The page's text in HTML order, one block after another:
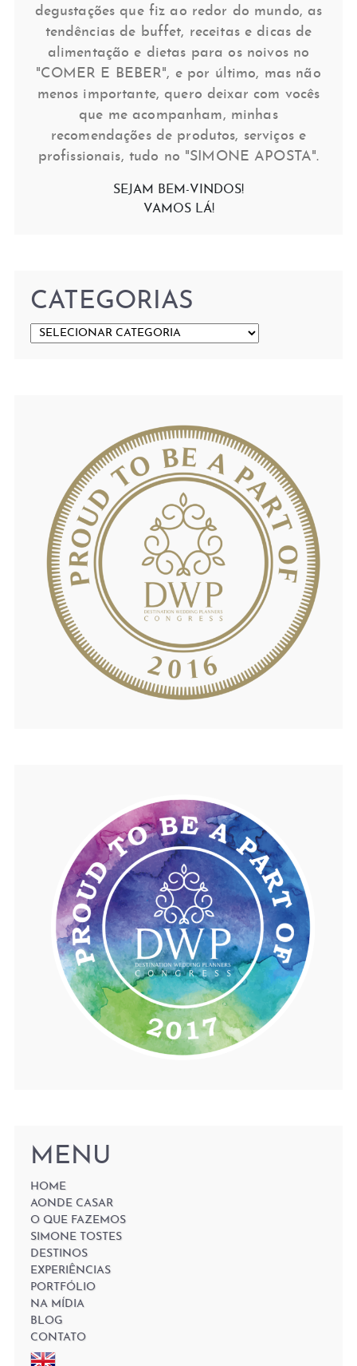
degustações que fiz ao redor do mundo, as
tendências de buffet, receitas e dicas de
alimentação e dietas para os noivos no
"COMER E BEBER", e por último, mas não
menos importante, quero deixar com vocês
que me acompanham, minhas
recomendações de produtos, serviços e
profissionais, tudo no "SIMONE APOSTA".
SEJAM BEM-VINDOS!
VAMOS LÁ!
CATEGORIAS
MENU
HOME
AONDE CASAR
O QUE FAZEMOS
SIMONE TOSTES
DESTINOS
EXPERIÊNCIAS
PORTFÓLIO
NA MÍDIA
BLOG
CONTATO